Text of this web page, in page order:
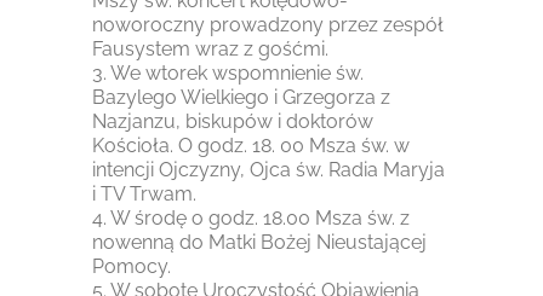
noworoczny prowadzony przez zespół
Fausystem wraz z gośćmi.
3. We wtorek wspomnienie św.
Bazylego Wielkiego i Grzegorza z
Nazjanzu, biskupów i doktorów
Kościoła. O godz. 18. 00 Msza św. w
intencji Ojczyzny, Ojca św. Radia Maryja
i TV Trwam.
4. W środę o godz. 18.00 Msza św. z
nowenną do Matki Bożej Nieustającej
Pomocy.
5. W sobotę Uroczystość Objawienia